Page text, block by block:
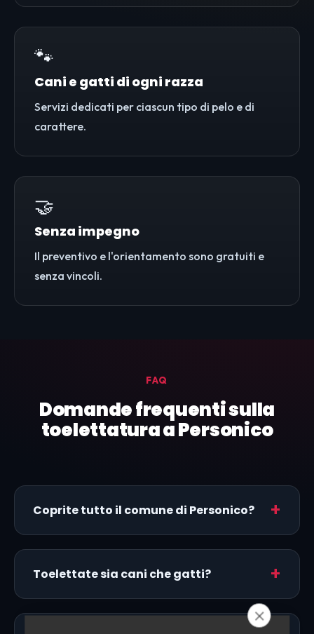
🐾
Cani e gatti di ogni razza
Servizi dedicati per ciascun tipo di pelo e di
carattere.
🤝
Senza impegno
Il preventivo e l'orientamento sono gratuiti e
senza vincoli.
FAQ
Domande frequenti sulla
toelettatura a Personico
Coprite tutto il comune di Personico?
Toelettate sia cani che gatti?